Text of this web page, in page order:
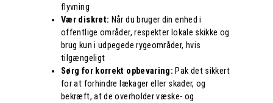
flyvning
Vær diskret: Når du bruger din enhed i
offentlige områder, respekter lokale skikke og
brug kun i udpegede rygeområder, hvis
tilgængeligt
Sørg for korrekt opbevaring: Pak det sikkert
for at forhindre lækager eller skader, og
bekræft, at de overholder væske- og